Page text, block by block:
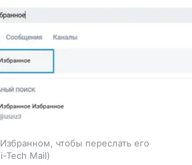
чтобы переслать его
Tech Mail